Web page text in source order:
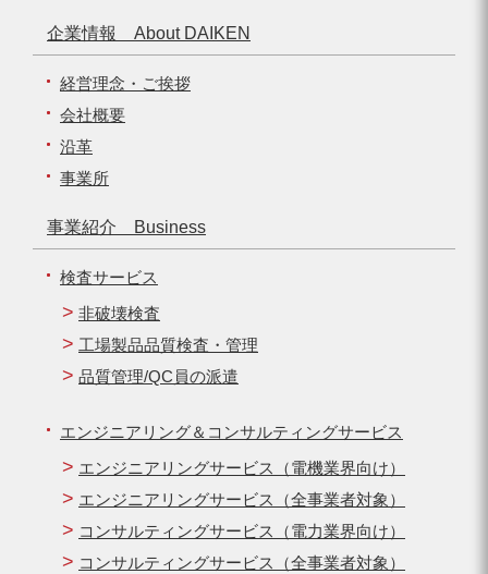
企業情報 About DAIKEN
経営理念・ご挨拶
会社概要
沿革
事業所
事業紹介 Business
検査サービス
非破壊検査
工場製品品質検査・管理
品質管理/QC員の派遣
エンジニアリング＆コンサルティングサービス
エンジニアリングサービス（電機業界向け）
エンジニアリングサービス（全事業者対象）
コンサルティングサービス（電力業界向け）
コンサルティングサービス（全事業者対象）